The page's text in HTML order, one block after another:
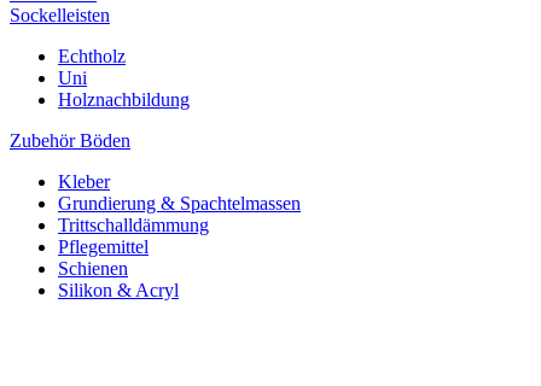
Sockelleisten
Echtholz
Uni
Holznachbildung
Zubehör Böden
Kleber
Grundierung & Spachtelmassen
Trittschalldämmung
Pflegemittel
Schienen
Silikon & Acryl